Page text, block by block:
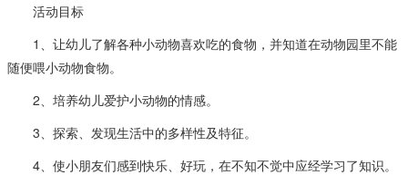
活动目标
1、让幼儿了解各种小动物喜欢吃的食物，并知道在动物园里不能
随便喂小动物食物。
2、培养幼儿爱护小动物的情感。
3、探索、发现生活中的多样性及特征。
4、使小朋友们感到快乐、好玩，在不知不觉中应经学习了知识。